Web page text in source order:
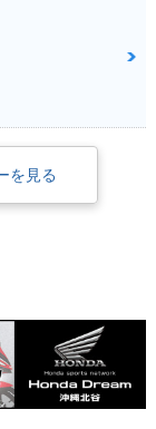
年 Little Cub
・マイナーチェン
年 Little Cub
ックタイプ・マイ
を見る